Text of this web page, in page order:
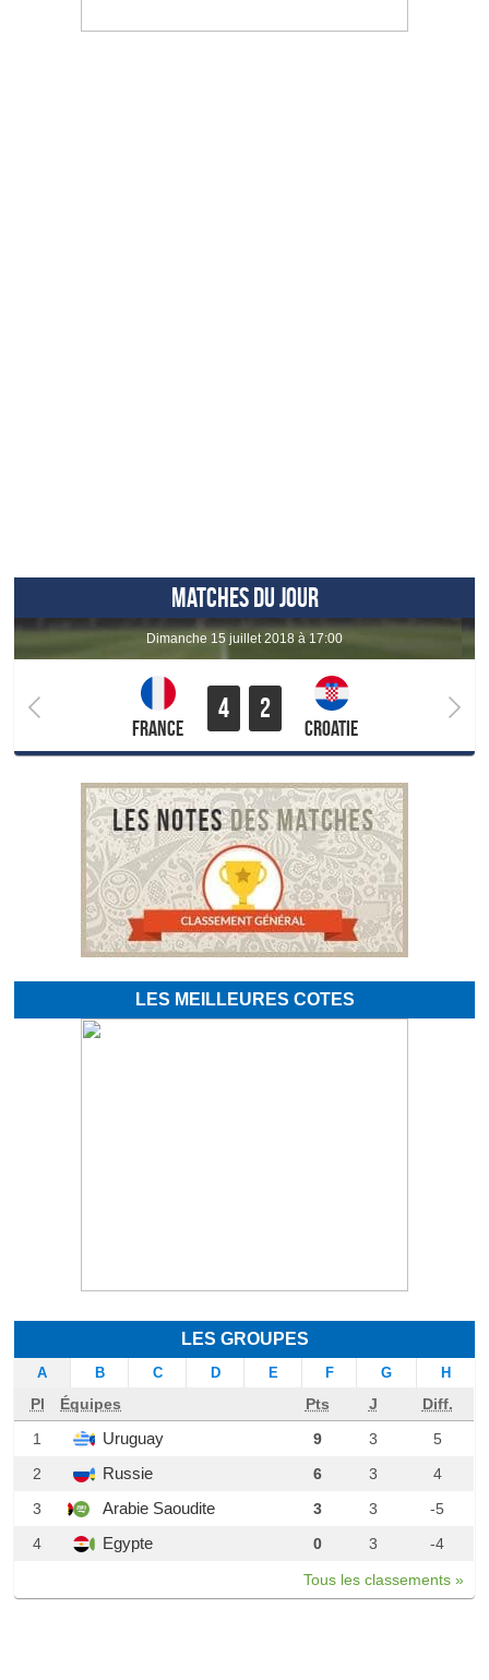
MATCHES DU JOUR
dimanche 15 juillet 2018 à 17:00
France
4 2
Croatie
LES MEILLEURES COTES
LES GROUPES
A B C D E F G H
Pl Équipes Pts J
Diff.
1
Uruguay 9 3
5
2
Russie 6 3
4
3
Arabie Saoudite 3 3
-5
4
Egypte 0 3 -4
Tous les classements »